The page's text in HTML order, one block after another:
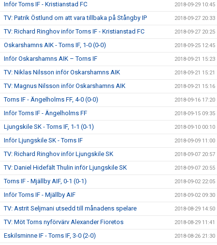
Inför Torns IF - Kristianstad FC 2018-09-29 10:45
TV: Patrik Östlund om att vara tillbaka på Stångby IP 2018-09-27 20:33
TV: Richard Ringhov inför Torns IF - Kristianstad FC 2018-09-27 20:25
Oskarshamns AIK - Torns IF, 1-0 (0-0) 2018-09-25 12:45
Inför Oskarshamns AIK – Torns IF 2018-09-21 15:23
TV: Niklas Nilsson inför Oskarshamns AIK 2018-09-21 15:21
TV: Magnus Nilsson inför Oskarshamns AIK 2018-09-21 15:16
Torns IF - Ängelholms FF, 4-0 (0-0) 2018-09-16 17:20
Inför Torns IF - Ängelholms FF 2018-09-15 09:35
Ljungskile SK - Torns IF, 1-1 (0-1) 2018-09-10 00:10
Inför Ljungskile SK - Torns IF 2018-09-09 11:00
TV: Richard Ringhov inför Ljungskile SK 2018-09-07 20:57
TV: Daniel Hidefält Thulin inför Ljungskile SK 2018-09-07 20:55
Torns IF - Mjällby AIF, 0-1 (0-1) 2018-09-02 22:05
Inför Torns IF - Mjällby AIF 2018-09-02 09:30
TV: Astrit Seljmani utsedd till månadens spelare 2018-08-29 14:50
TV: Möt Torns nyförvärv Alexander Fioretos 2018-08-29 11:41
Eskilsminne IF - Torns IF, 3-0 (2-0) 2018-08-26 21:30